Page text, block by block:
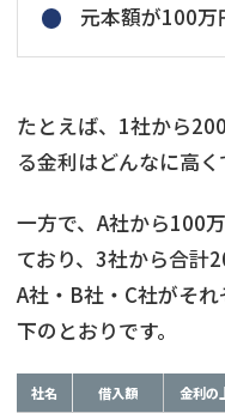
元本額が100
たとえば、1社から
る金利はどんなに高く
一方で、A社から100
ており、3社から合計
A社・B社・C社がそ
下のとおりです。
社名 借入額 金利の